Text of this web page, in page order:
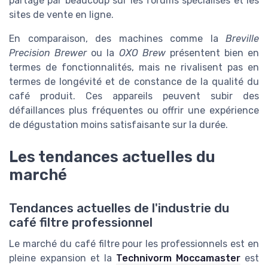
sites de vente en ligne.
En comparaison, des machines comme la Breville
Precision Brewerou la OXO Brewprésentent bien en
termes de fonctionnalités, mais ne rivalisent pas en
termes de longévité et de constance de la qualité du
café produit. Ces appareils peuvent subir des
défaillances plus fréquentes ou offrir une expérience
de dégustation moins satisfaisante sur la durée.
Les tendances actuelles du
marché
Tendances actuelles de l'industrie du
café filtre professionnel
Le marché du café filtre pour les professionnels est en
pleine expansion et la Technivorm Moccamaster est